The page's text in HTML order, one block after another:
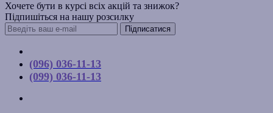
Хочете бути в курсі всіх акцій та знижок?
Підпишіться на нашу розсилку
Підписатися
(096) 036-11-13
(099) 036-11-13